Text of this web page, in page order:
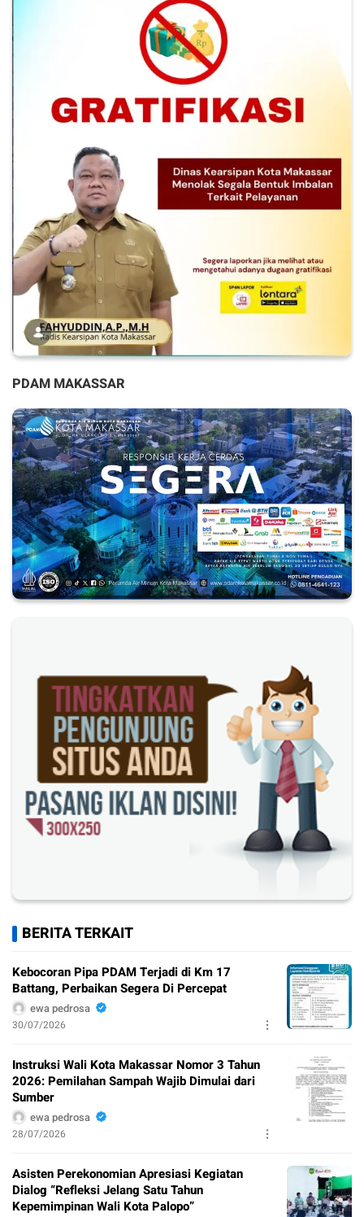
PDAM MAKASSAR
BERITA TERKAIT
Kebocoran Pipa PDAM Terjadi di Km 17
Battang, Perbaikan Segera Di Percepat
ewa pedrosa
30/07/2026
Instruksi Wali Kota Makassar Nomor 3 Tahun
2026: Pemilahan Sampah Wajib Dimulai dari
Sumber
ewa pedrosa
28/07/2026
Asisten Perekonomian Apresiasi Kegiatan
Dialog “Refleksi Jelang Satu Tahun
Kepemimpinan Wali Kota Palopo”